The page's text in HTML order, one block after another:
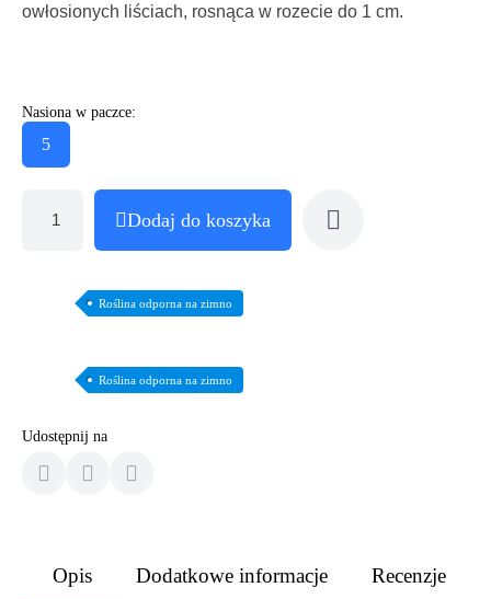
owłosionych liściach, rosnąca w rozecie do 1 cm.
Nasiona w paczce:
5
Dodaj do koszyka
Roślina odporna na zimno
Roślina odporna na zimno
Udostępnij na
Opis Dodatkowe informacje Recenzje